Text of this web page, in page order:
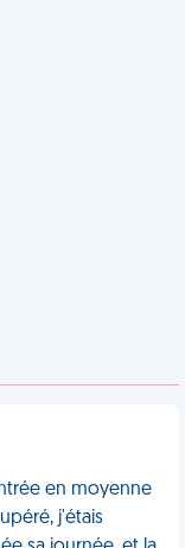
en moyenne
j'étais